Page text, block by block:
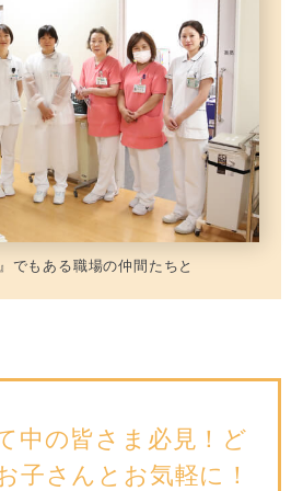
でもある職場の仲間たちと
中の皆さま必見！ど
子さんとお気軽に！